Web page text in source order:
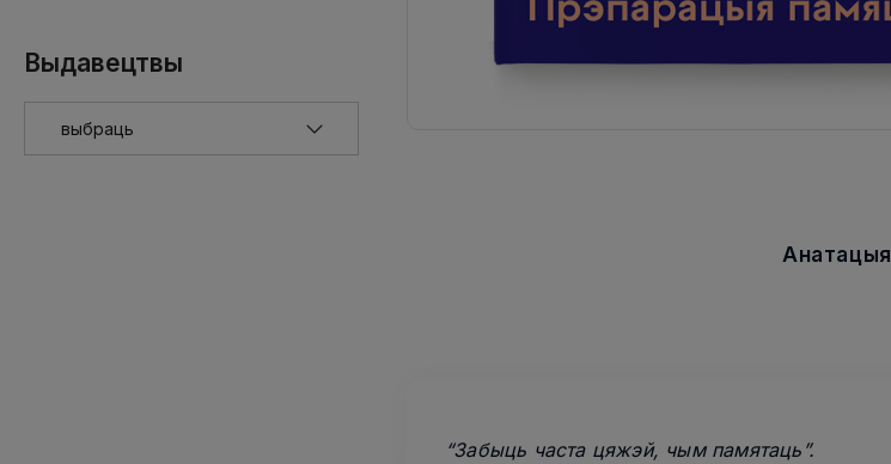
Выдавецтвы
Анатацыя
“Забыць часта цяжэй, чым памятаць”.